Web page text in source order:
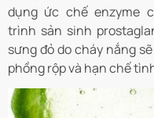
dụng ức chế enzyme
trình sản sinh
sưng đỏ do cháy nắng
phồng rộp và hạn chế